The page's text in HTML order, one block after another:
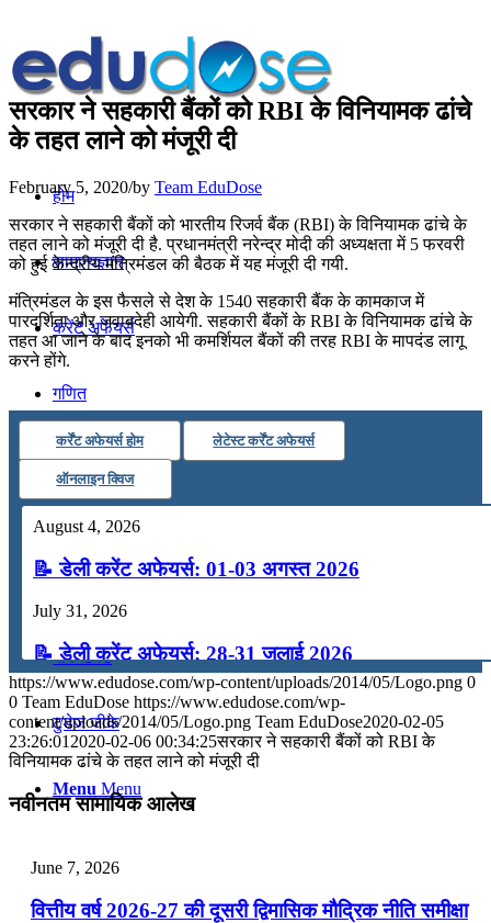
होम
सामान्यज्ञान
करेंट अफेयर्स
गणित
तर्कशक्ति
कंप्यूटर
मॉक टेस्ट
टुडेज जीके
Menu Menu
सरकार ने सहकारी बैंकों को RBI के विनियामक ढांचे
के तहत लाने को मंजूरी दी
February 5, 2020/by Team EduDose
सरकार ने सहकारी बैंकों को भारतीय रिजर्व बैंक (RBI) के विनियामक ढांचे के
तहत लाने को मंजूरी दी है. प्रधानमंत्री नरेन्द्र मोदी की अध्यक्षता में 5 फरवरी
को हुई केन्द्रीय मंत्रिमंडल की बैठक में यह मंजूरी दी गयी.
मंत्रिमंडल के इस फैसले से देश के 1540 सहकारी बैंक के कामकाज में
पारदर्शिता और जवाबदेही आयेगी. सहकारी बैंकों के RBI के विनियामक ढांचे के
तहत आ जाने के बाद इनको भी कमर्शियल बैंकों की तरह RBI के मापदंड लागू
करने होंगे.
कर्रेंट अफेयर्स होम लेटेस्ट कर्रेंट अफेयर्स
ऑनलाइन क्विज
August 4, 2026
📝 डेली करेंट अफेयर्स: 01-03 अगस्त 2026
July 31, 2026
📝 डेली करेंट अफेयर्स: 28-31 जुलाई 2026
July 28, 2026
📝 डेली करेंट अफेयर्स: 25-27 जुलाई 2026
July 25, 2026
July 22, 2026
📝 डेली करेंट अफेयर्स: 19-21 जुलाई 2026
https://www.edudose.com/wp-content/uploads/2014/05/Logo.png 0
0 Team EduDose https://www.edudose.com/wp-
content/uploads/2014/05/Logo.png Team EduDose2020-02-05
23:26:01 2020-02-06 00:34:25सरकार ने सहकारी बैंकों को RBI के
विनियामक ढांचे के तहत लाने को मंजूरी दी
नवीनतम सामायिक आलेख
June 7, 2026
वित्तीय वर्ष 2026-27 की दूसरी द्विमासिक मौद्रिक नीति समीक्षा